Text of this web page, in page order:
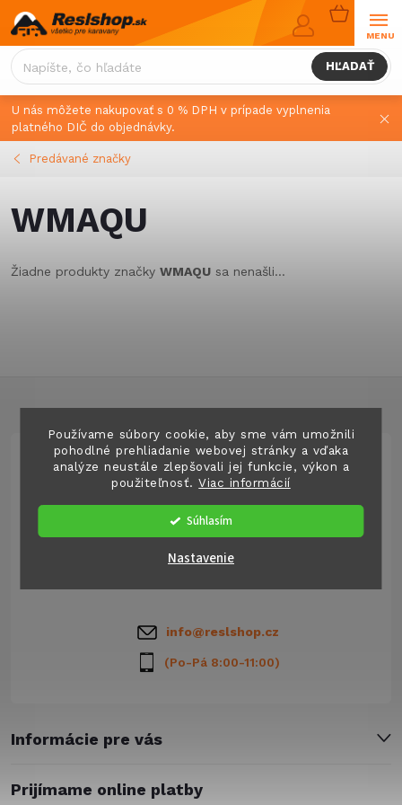
Používame súbory cookie, aby sme vám umožnili
pohodlné prehliadanie webovej stránky a vďaka
analýze neustále zlepšovali jej funkcie, výkon a
použiteľnosť.Viac informácií
Súhlasím
Nastavenie
Prejsť
na
obsah
HĽADAŤ
KOŠÍK
U nás môžete nakupovať s 0 % DPH v prípade vyplnenia
platného DIČ do objednávky.
Predávané značky
WMAQU
Žiadne produkty značky WMAQU sa nenašli...
Z
Informácie pre vás
info@reslshop.cz
(Po-Pá 8:00-11:00)
Prijímame online platby